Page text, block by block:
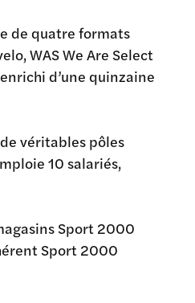
de quatre formats
WAS We Are Select
d’une quinzaine
véritables pôles
10 salariés,
Sport 2000
Sport 2000